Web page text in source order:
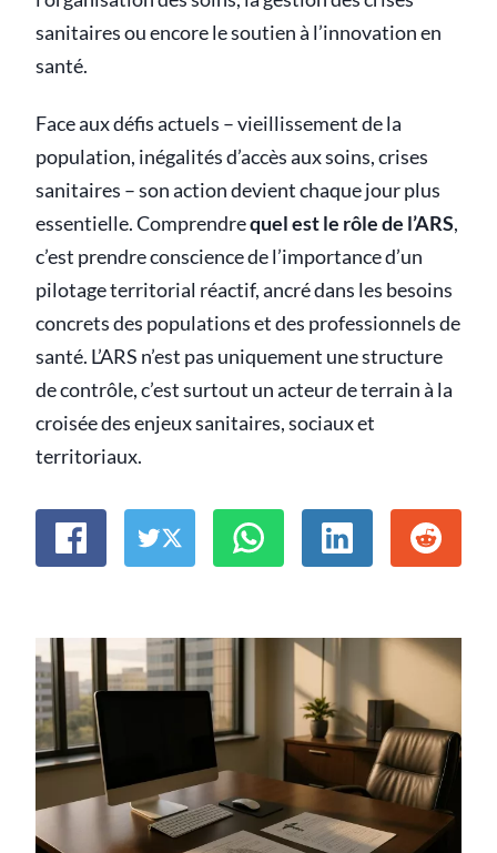
sanitaires ou encore le soutien à l’innovation en
santé.
Face aux défis actuels – vieillissement de la
population, inégalités d’accès aux soins, crises
sanitaires – son action devient chaque jour plus
essentielle. Comprendrequel est le rôle de l’ARS,
c’est prendre conscience de l’importance d’un
pilotage territorial réactif, ancré dans les besoins
concrets des populations et des professionnels de
santé. L’ARS n’est pas uniquement une structure
de contrôle, c’est surtout un acteur de terrain à la
croisée des enjeux sanitaires, sociaux et
territoriaux.